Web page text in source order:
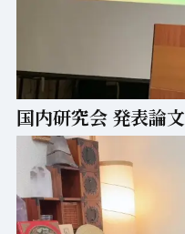
国内研究会 発表論文